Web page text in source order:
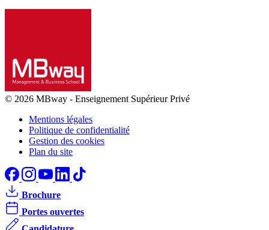
© 2026 MBway - Enseignement Supérieur Privé
Mentions légales
Politique de confidentialité
Gestion des cookies
Plan du site
Brochure
Portes ouvertes